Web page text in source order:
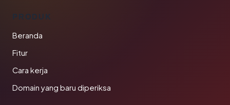
PRODUK
Beranda
Fitur
Cara kerja
Domain yang baru diperiksa